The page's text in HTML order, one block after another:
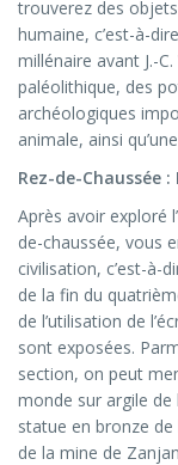
trouverez des
humaine, c’est-à-
millénaire avant J.-
paléolithique, des
archéologiques
animale, ainsi
Rez-de-Chaussée
Après avoir exploré
de-chaussée, vous
civilisation, c’est-à-
de la fin du
de l’utilisation de
sont exposées.
section, on peut
monde sur argile de
statue en bronze de
de la mine de